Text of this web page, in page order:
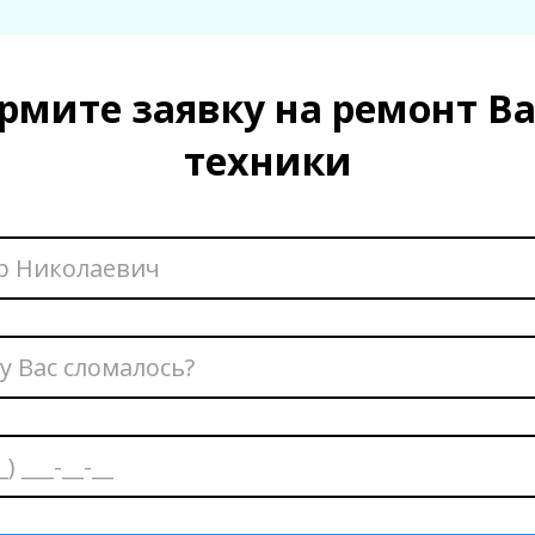
заявку на ремонт
техники